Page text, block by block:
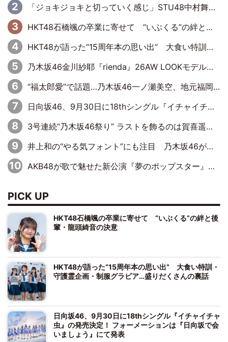
「ジョキジョキと切っていく感じ」STU48中村舞、新しい挑戦は自らの手で
HKT48石橋颯の卒業に寄せて “いぶくる”の絆と後輩・龍頭綺音の決意
HKT48が語った“15周年本の思い出” 大食い特訓・守護霊企画・制服グラビア…盛りだくさんの裏話
乃木坂46金川紗耶『rienda』26AW LOOKモデルに就任
“福太郎愛”で話題…乃木坂46一ノ瀬美空、地元福岡『めんべい25周年トップサポーター』に就任
日向坂46、9月30日に18thシングル『イチャイチャ虫』の発売決定！ フォーメーションは『日向坂で会いましょう』にて発表
3号連続“乃木坂46祭り” ラストを飾るのは賀喜遥香…5年ぶりの登場に「5年分大人になった私を見ていただけたら」
井上和の“やる気フォント”にも注目 乃木坂46が挑んだ書道パフォーマンスの舞台裏
AKB48が歌で魅せた新公演『夢のポップスター』 初日から全身全霊のステージ
PICK UP
HKT48石橋颯の卒業に寄せて “いぶくる”の絆と後
輩・龍頭綺音の決意
HKT48が語った“15周年本の思い出” 大食い特訓・
守護霊企画・制服グラビア…盛りだくさんの裏話
日向坂46、9月30日に18thシングル『イチャイチャ
虫』の発売決定！ フォーメーションは『日向坂で会
いましょう』にて発表